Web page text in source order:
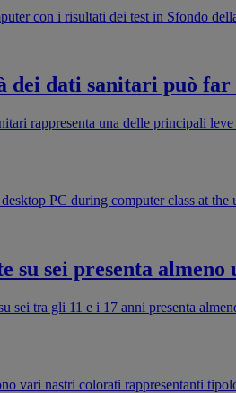
dei dati sanitari può
rappresenta una delle principali
su sei presenta
sei tra gli 11 e i 17 anni presenta